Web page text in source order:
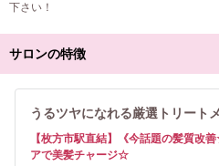
下さい！
サロンの特徴
うるツヤになれる厳選トリート
【枚方市駅直結】《今話題の髪質改
アで美髪チャージ☆